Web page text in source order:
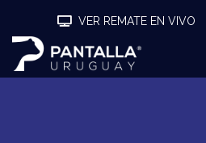
VER REMATE EN VIVO